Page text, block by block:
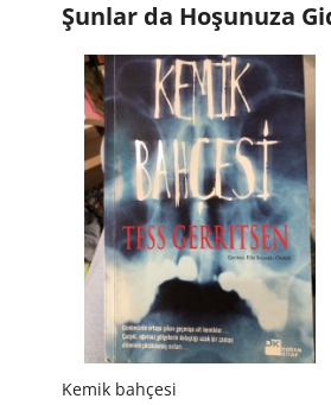
Şunlar da Hoşunuza
Kemik bahçesi